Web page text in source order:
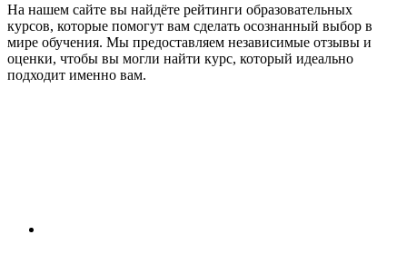
На нашем сайте вы найдёте рейтинги образовательных
курсов, которые помогут вам сделать осознанный выбор в
мире обучения. Мы предоставляем независимые отзывы и
оценки, чтобы вы могли найти курс, который идеально
подходит именно вам.